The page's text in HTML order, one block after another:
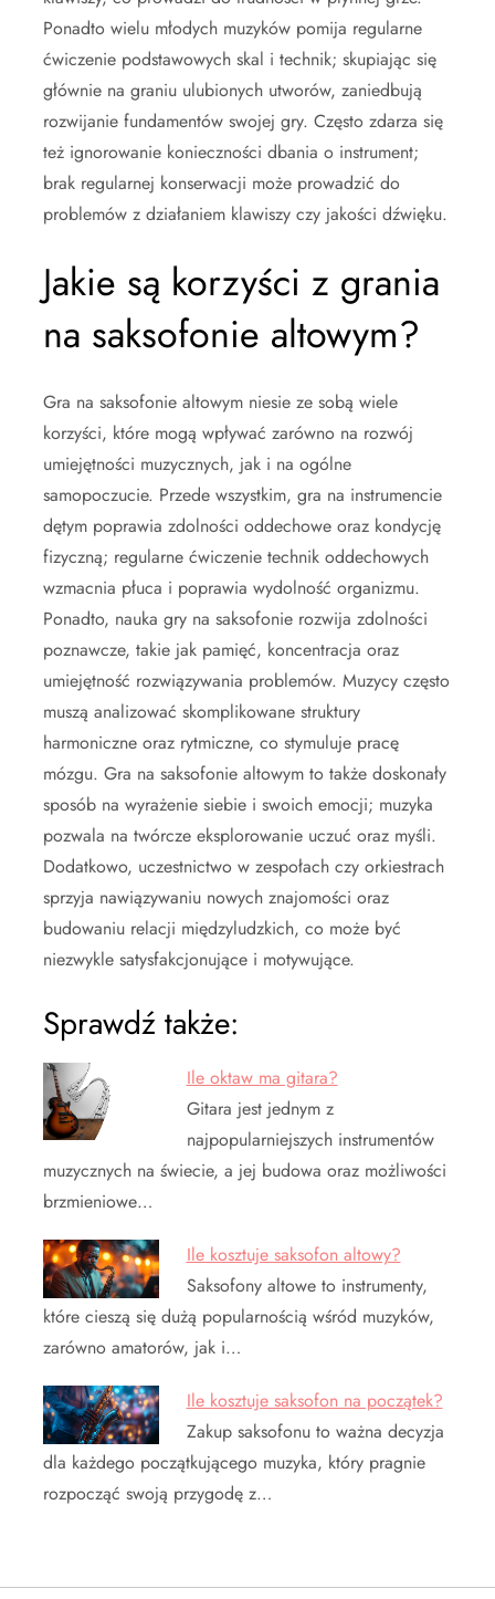
Ponadto wielu młodych muzyków pomija regularne
ćwiczenie podstawowych skal i technik; skupiając się
głównie na graniu ulubionych utworów, zaniedbują
rozwijanie fundamentów swojej gry. Często zdarza się
też ignorowanie konieczności dbania o instrument;
brak regularnej konserwacji może prowadzić do
problemów z działaniem klawiszy czy jakości dźwięku.
Jakie są korzyści z grania
na saksofonie altowym?
Gra na saksofonie altowym niesie ze sobą wiele
korzyści, które mogą wpływać zarówno na rozwój
umiejętności muzycznych, jak i na ogólne
samopoczucie. Przede wszystkim, gra na instrumencie
dętym poprawia zdolności oddechowe oraz kondycję
fizyczną; regularne ćwiczenie technik oddechowych
wzmacnia płuca i poprawia wydolność organizmu.
Ponadto, nauka gry na saksofonie rozwija zdolności
poznawcze, takie jak pamięć, koncentracja oraz
umiejętność rozwiązywania problemów. Muzycy często
muszą analizować skomplikowane struktury
harmoniczne oraz rytmiczne, co stymuluje pracę
mózgu. Gra na saksofonie altowym to także doskonały
sposób na wyrażenie siebie i swoich emocji; muzyka
pozwala na twórcze eksplorowanie uczuć oraz myśli.
Dodatkowo, uczestnictwo w zespołach czy orkiestrach
sprzyja nawiązywaniu nowych znajomości oraz
budowaniu relacji międzyludzkich, co może być
niezwykle satysfakcjonujące i motywujące.
Sprawdź także:
Ile oktaw ma gitara?
Gitara jest jednym z
najpopularniejszych instrumentów
muzycznych na świecie, a jej budowa oraz możliwości
brzmieniowe…
Ile kosztuje saksofon altowy?
Saksofony altowe to instrumenty,
które cieszą się dużą popularnością wśród muzyków,
zarówno amatorów, jak i…
Ile kosztuje saksofon na początek?
Zakup saksofonu to ważna decyzja
dla każdego początkującego muzyka, który pragnie
rozpocząć swoją przygodę z…